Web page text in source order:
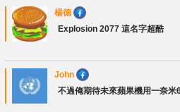
楊德
Explosion 2077 這名字超酷
John
不過俺期待未來蘋果機用一奈米